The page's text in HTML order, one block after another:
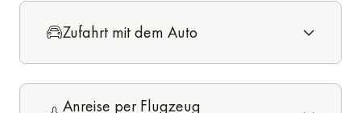
Zufahrt mit dem Auto
Anreise per Flugzeug